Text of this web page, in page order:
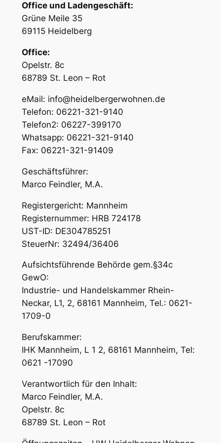
Office und Ladengeschäft:
Grüne Meile 35
69115 Heidelberg
Office:
Opelstr. 8c
68789 St. Leon – Rot
eMail: info@heidelbergerwohnen.de
Telefon: 06221-321-9140
Telefon2: 06227-399170
Whatsapp: 06221-321-9140
Fax: 06221-321-91409
Geschäftsführer:
Marco Feindler, M.A.
Registergericht: Mannheim
Registernummer: HRB 724178
UST-ID: DE304785251
SteuerNr: 32494/36406
Aufsichtsführende Behörde gem.§34c
GewO:
Industrie- und Handelskammer Rhein-
Neckar, L1, 2, 68161 Mannheim, Tel.: 0621-
1709-0
Berufskammer:
IHK Mannheim, L 1 2, 68161 Mannheim, Tel:
0621 -17090
Verantwortlich für den Inhalt:
Marco Feindler, M.A.
Opelstr. 8c
68789 St. Leon – Rot